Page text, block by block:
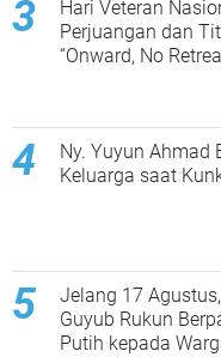
Hari Veteran
Perjuangan dan
“Onward, No
Ny. Yuyun Ahmad
Keluarga saat
Jelang 17
Guyub Rukun
Putih kepada